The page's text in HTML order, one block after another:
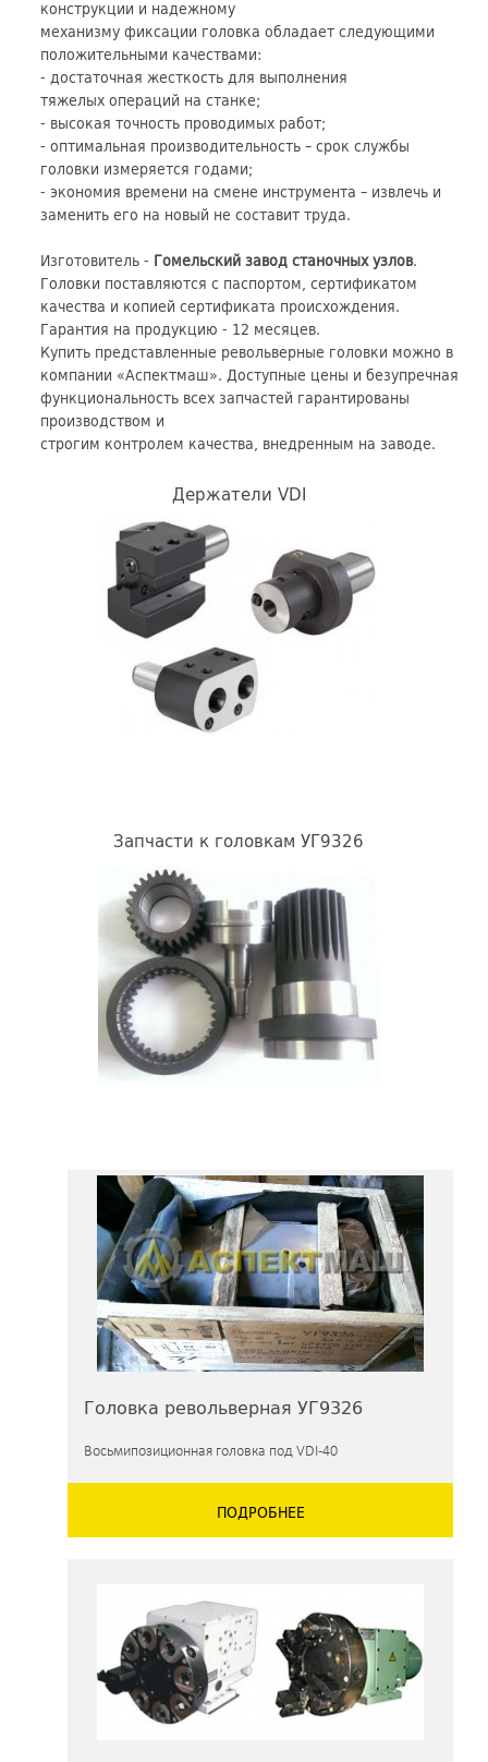
конструкции и надежному
механизму фиксации головка обладает следующими
положительными качествами:
- достаточная жесткость для выполнения
тяжелых операций на станке;
- высокая точность проводимых работ;
- оптимальная производительность – срок службы
головки измеряется годами;
- экономия времени на смене инструмента – извлечь и
заменить его на новый не составит труда.
Изготовитель - Гомельский завод станочных узлов.
Головки поставляются с паспортом, сертификатом
качества и копией сертификата происхождения.
Гарантия на продукцию - 12 месяцев.
Купить представленные револьверные головки можно в
компании «Аспектмаш». Доступные цены и безупречная
функциональность всех запчастей гарантированы
производством и
строгим контролем качества, внедренным на заводе.
Держатели VDI
Запчасти к головкам УГ9326
Головка револьверная УГ9326
Восьмипозиционная головка под VDI-40
ПОДРОБНЕЕ